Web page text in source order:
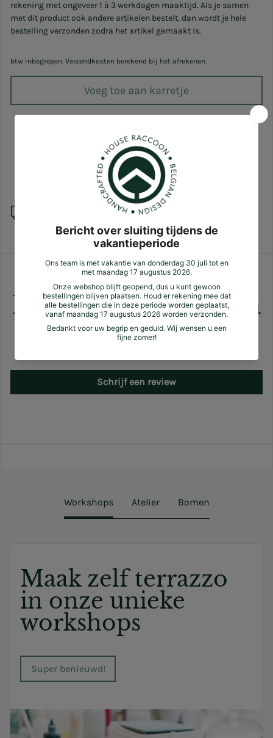
rekening met ongeveer 1 à 3 werkdagen maaktijd. Als je samen
met dit product ook andere artikelen bestelt, dan wordt je hele
bestelling verzonden zodra het artikel gemaakt is.
btw inbegrepen. Verzendkosten berekend bij het afrekenen.
Voeg toe aan karretje
Zotte plussen
Klantbeoordelingen
Schrijf een review
Workshops Atelier Bomen
Maak zelf terrazzo
in onze unieke
workshops
Super benieuwd!